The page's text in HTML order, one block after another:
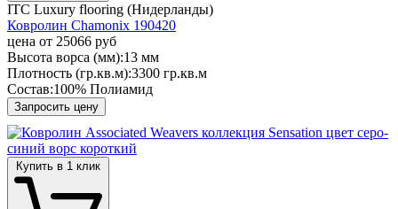
ITC Luxury flooring (Нидерланды)
Ковролин Chamonix 190420
цена от 25066 руб
Высота ворса (мм):13 мм
Плотность (гр.кв.м):3300 гр.кв.м
Состав:100% Полиамид
Запросить цену
Купить в 1 клик